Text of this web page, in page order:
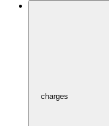
charges